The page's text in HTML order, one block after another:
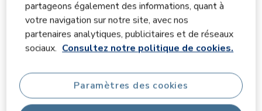
partageons également des informations, quant à
votre navigation sur notre site, avec nos
partenaires analytiques, publicitaires et de réseaux
sociaux. Consultez notre politique de cookies.
Paramètres des cookies
Afficher plus de filtres
Informations sur la pertinence
filtres
Trier par